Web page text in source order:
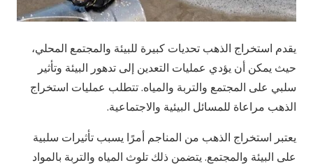
يقدم استخراج الذهب تحديات كبيرة للبيئة والمجتمع المحلي،
حيث يمكن أن يؤدي عمليات التعدين إلى تدهور البيئة وتأثير
سلبي على المجتمع والتربة والمياه. تتطلب عمليات استخراج
الذهب مراعاة للمسائل البيئية والاجتماعية.
يعتبر استخراج الذهب من المناجم أمرًا يسبب تأثيرات سلبية
على البيئة والمجتمع. يتضمن ذلك تلوث المياه والتربة بالمواد